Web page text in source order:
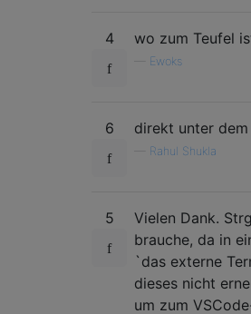
4 wo zum Teufel
Ewoks
6 direkt unter dem
Rahul Shukla
5
Vielen Dank.
brauche, da in
`das externe
dieses nicht
um zum